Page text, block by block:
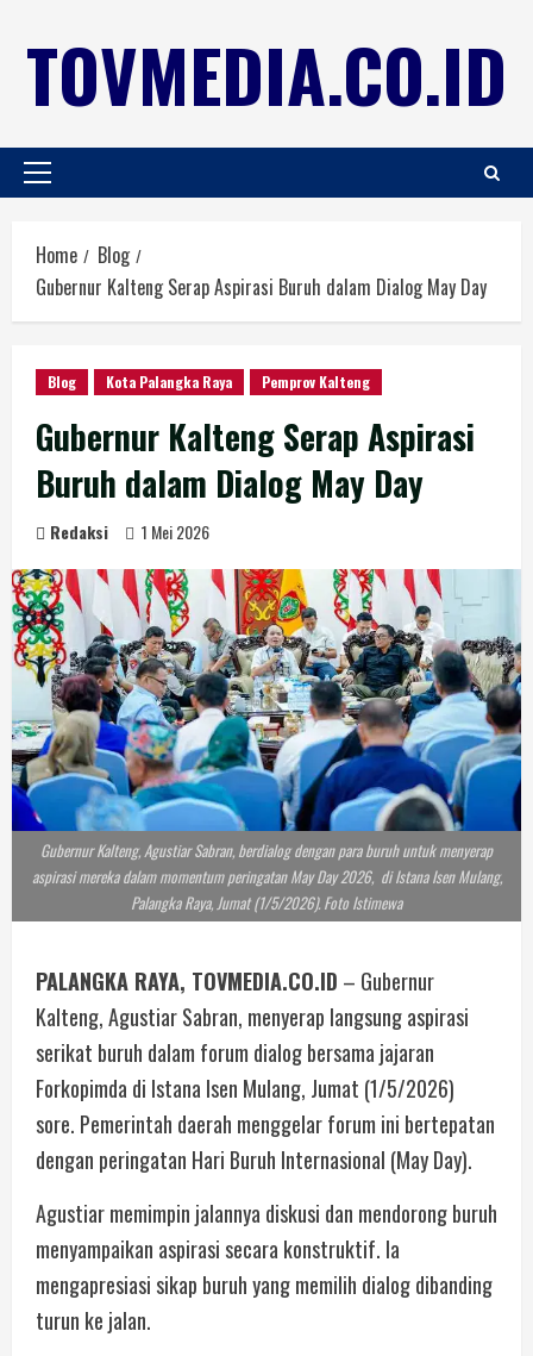
TOVMEDIA.CO.ID
Home
Blog
Gubernur Kalteng Serap Aspirasi Buruh dalam Dialog May Day
Blog Kota Palangka Raya Pemprov Kalteng
Gubernur Kalteng Serap Aspirasi
Buruh dalam Dialog May Day
Redaksi 1 Mei 2026
Gubernur Kalteng, Agustiar Sabran, berdialog dengan para buruh untuk menyerap
aspirasi mereka dalam momentum peringatan May Day 2026, di Istana Isen Mulang,
Palangka Raya, Jumat (1/5/2026). Foto Istimewa
PALANGKA RAYA, TOVMEDIA.CO.ID – Gubernur
Kalteng, Agustiar Sabran, menyerap langsung aspirasi
serikat buruh dalam forum dialog bersama jajaran
Forkopimda di Istana Isen Mulang, Jumat (1/5/2026)
sore. Pemerintah daerah menggelar forum ini bertepatan
dengan peringatan Hari Buruh Internasional (May Day).
Agustiar memimpin jalannya diskusi dan mendorong buruh
menyampaikan aspirasi secara konstruktif. Ia
mengapresiasi sikap buruh yang memilih dialog dibanding
turun ke jalan.